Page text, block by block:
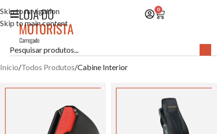
Skip to navigation
Skip to main content
0
Início Todos Produtos Cabine Interior